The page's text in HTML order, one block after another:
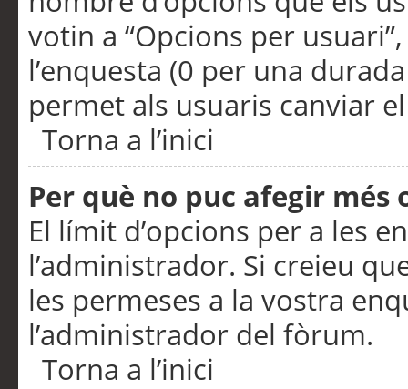
votin a “Opcions per
l’enquesta (0 per una
permet als usuaris canviar
Torna a l’inici
Per què no puc afegir més
El límit d’opcions per a les
l’administrador. Si creieu
les permeses a la vostra
l’administrador del fòrum.
Torna a l’inici